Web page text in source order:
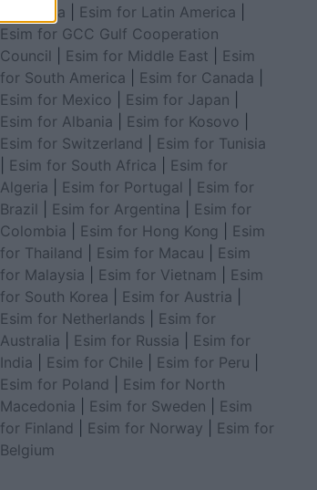
for Africa
Esim for Latin America
Esim for GCC Gulf Cooperation
Council
Esim for Middle East
Esim
for South America
Esim for Canada
Esim for Mexico
Esim for Japan
Esim for Albania
Esim for Kosovo
Esim for Switzerland
Esim for Tunisia
Esim for South Africa
Esim for
Algeria
Esim for Portugal
Esim for
Brazil
Esim for Argentina
Esim for
Colombia
Esim for Hong Kong
Esim
for Thailand
Esim for Macau
Esim
for Malaysia
Esim for Vietnam
Esim
for South Korea
Esim for Austria
Esim for Netherlands
Esim for
Australia
Esim for Russia
Esim for
India
Esim for Chile Esim for Peru
Esim for Poland
Esim for North
Macedonia
Esim for Sweden
Esim
for Finland
Esim for Norway
Esim for
Belgium